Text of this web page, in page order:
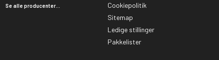
Se alle producenter...
Cookiepolitik
Sitemap
Ledige stillinger
Pakkelister